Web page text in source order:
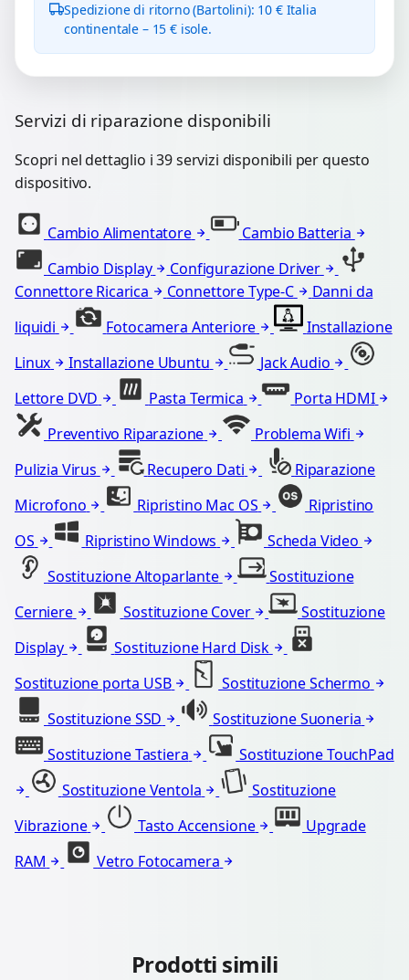
Spedizione di ritorno (Bartolini): 10 € Italia
continentale – 15 € isole.
Servizi di riparazione disponibili
Scopri nel dettaglio i 39 servizi disponibili per questo
dispositivo.
Cambio Alimentatore
Cambio Batteria
Cambio Display
Configurazione Driver
Connettore Ricarica
Connettore Type-C
Danni da
liquidi
Fotocamera Anteriore
Installazione
Linux
Installazione Ubuntu
Jack Audio
Lettore DVD
Pasta Termica
Porta HDMI
Preventivo Riparazione
Problema Wifi
Pulizia Virus
Recupero Dati
Riparazione
Microfono
Ripristino Mac OS
Ripristino
OS
Ripristino Windows
Scheda Video
Sostituzione Altoparlante
Sostituzione
Cerniere
Sostituzione Cover
Sostituzione
Display
Sostituzione Hard Disk
Sostituzione porta USB
Sostituzione Schermo
Sostituzione SSD
Sostituzione Suoneria
Sostituzione Tastiera
Sostituzione TouchPad
Sostituzione Ventola
Sostituzione
Vibrazione
Tasto Accensione
Upgrade
RAM
Vetro Fotocamera
Prodotti simili